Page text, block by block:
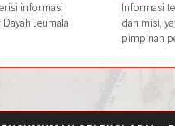
informasi
Jeumala
Informasi
dan misi,
pimpinan